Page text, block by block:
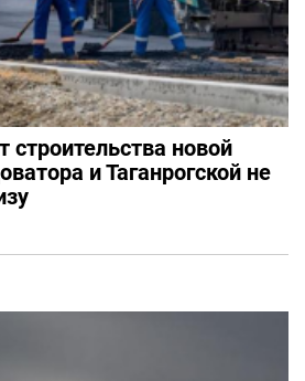
строительства новой
и Таганрогской не